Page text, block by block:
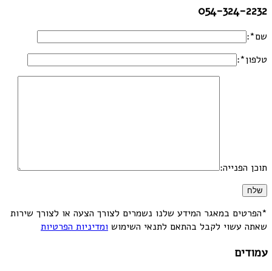
054-324-2232
שם*:
טלפון*:
תוכן הפנייה:
*הפרטים במאגר המידע שלנו נשמרים לצורך הצעה או לצורך שירות
שאתה עשוי לקבל בהתאם לתנאי השימוש ומדיניות הפרטיות
עמודים